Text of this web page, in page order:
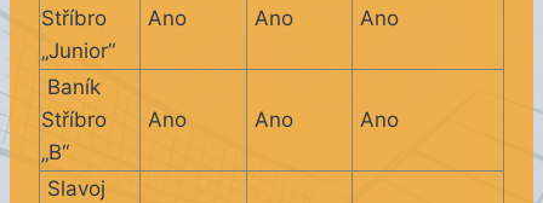
Stříbro
„Junior“
Ano Ano Ano
Baník
Stříbro
„B“
Ano Ano Ano
Slavoj